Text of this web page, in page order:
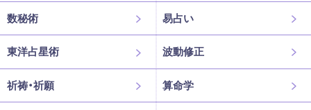
数秘術 易占い
東洋占星術 波動修正
祈祷・祈願 算命学